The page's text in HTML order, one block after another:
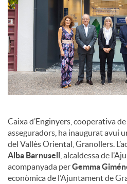
Caixa d’Enginyers, cooperativa
asseguradors, ha inaugurat avui
del Vallès Oriental, Granollers.
Alba Barnusell
, alcaldessa de
acompanyada perGemma
econòmica de l’Ajuntament de